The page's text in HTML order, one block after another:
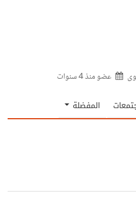
عضو منذ4 سنوات
المفضلة